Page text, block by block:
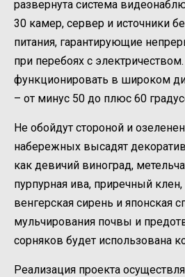
развернута система
30 камер, сервер и источники
питания, гарантирующие
при перебоях с
функционировать в широком
– от минус 50 до плюс 60
Не обойдут стороной и
набережных высадят
как девичий виноград,
пурпурная ива, приречный
венгерская сирень и японская
мульчирования почвы и
сорняков будет использована
Реализация проекта